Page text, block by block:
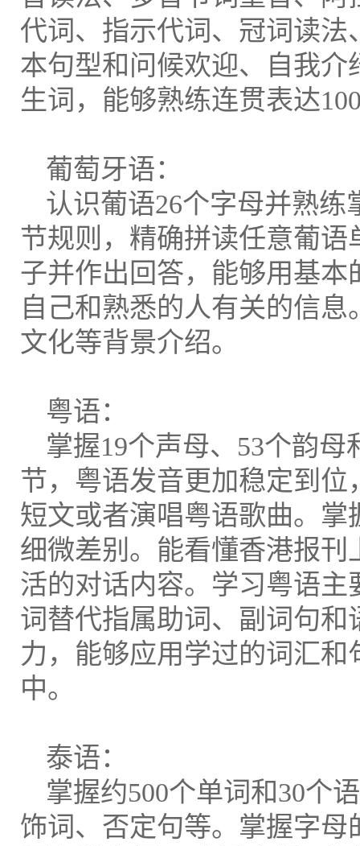
代词、指示代词、冠词读
本句型和问候欢迎、自我
生词，能够熟练连贯表达
葡萄牙语：
认识葡语26个字母并熟
节规则，精确拼读任意葡
子并作出回答，能够用基
自己和熟悉的人有关的信
文化等背景介绍。
粤语：
掌握19个声母、53个韵
节，粤语发音更加稳定到
短文或者演唱粤语歌曲。掌
细微差别。能看懂香港报
活的对话内容。学习粤语
词替代指属助词、副词句
力，能够应用学过的词汇
中。
泰语：
掌握约500个单词和30个
饰词、否定句等。掌握字